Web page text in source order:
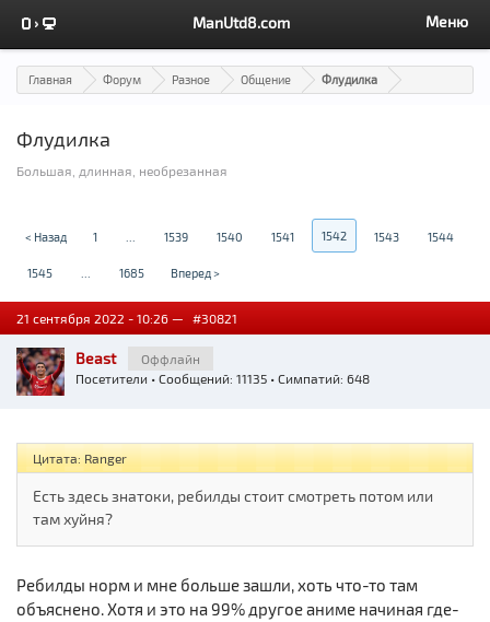
ManUtd8.com Меню
Главная Форум Разное Общение Флудилка
Флудилка
Большая, длинная, необрезанная
< Назад 1 1539 1540 1541 1542 1543 1544
1545 1685 Вперед >
21 сентября 2022 - 10:26 — #30821
Beast
Оффлайн
Посетители • Сообщений: 11135 • Симпатий: 648
Цитата: Ranger
Есть здесь знатоки, ребилды стоит смотреть потом или
там хуйня?
Ребилды норм и мне больше зашли, хоть что-то там
объяснено. Хотя и это на 99% другое аниме начиная где-